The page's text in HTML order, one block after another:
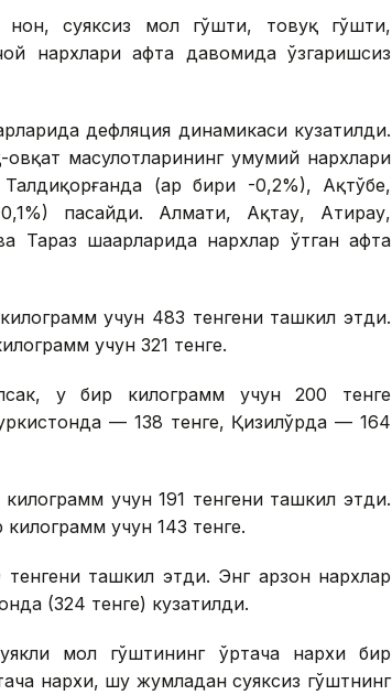
суяксиз мол гўшти, товуқ гўшти,
нархлари ҳафта давомида ўзгаришсиз
дефляция динамикаси кузатилди.
маҳсулотларининг умумий нархлари
(ҳар бири -0,2%), Ақтўбе,
пасайди. Алмати, Ақтау, Атирау,
шаҳарларида нархлар ўтган ҳафта
учун 483 тенгени ташкил этди.
учун 321 тенге.
у бир килограмм учун 200 тенге
— 138 тенге, Қизилўрда — 164
учун 191 тенгени ташкил этди.
учун 143 тенге.
ташкил этди. Энг арзон нархлар
(324 тенге) кузатилди.
мол гўштининг ўртача нархи бир
нархи, шу жумладан суяксиз гўштнинг